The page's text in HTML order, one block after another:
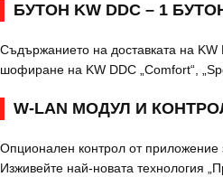
БУТОН KW DDC – 1
Съдържанието на доставката на KW
шофиране на KW DDC „Comfort“,
W-LAN МОДУЛ И
Опционален контрол от приложение
Изживейте най-новата технология